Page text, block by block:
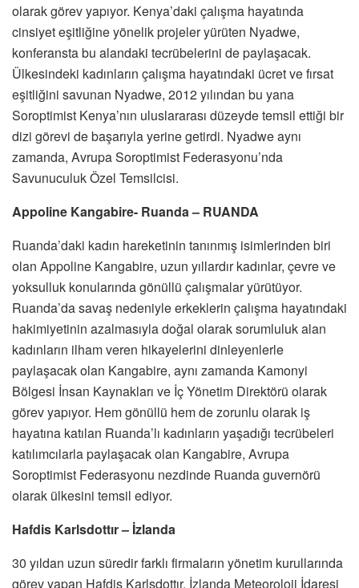
olarak görev yapıyor. Kenya’daki çalışma hayatında
cinsiyet eşitliğine yönelik projeler yürüten Nyadwe,
konferansta bu alandaki tecrübelerini de paylaşacak.
Ülkesindeki kadınların çalışma hayatındaki ücret ve fırsat
eşitliğini savunan Nyadwe, 2012 yılından bu yana
Soroptimist Kenya’nın uluslararası düzeyde temsil ettiği bir
dizi görevi de başarıyla yerine getirdi. Nyadwe aynı
zamanda, Avrupa Soroptimist Federasyonu’nda
Savunuculuk Özel Temsilcisi.
Appoline Kangabire- Ruanda – RUANDA
Ruanda’daki kadın hareketinin tanınmış isimlerinden biri
olan Appoline Kangabire, uzun yıllardır kadınlar, çevre ve
yoksulluk konularında gönüllü çalışmalar yürütüyor.
Ruanda’da savaş nedeniyle erkeklerin çalışma hayatındaki
hakimiyetinin azalmasıyla doğal olarak sorumluluk alan
kadınların ilham veren hikayelerini dinleyenlerle
paylaşacak olan Kangabire, aynı zamanda Kamonyi
Bölgesi İnsan Kaynakları ve İç Yönetim Direktörü olarak
görev yapıyor. Hem gönüllü hem de zorunlu olarak iş
hayatına katılan Ruanda’lı kadınların yaşadığı tecrübeleri
katılımcılarla paylaşacak olan Kangabire, Avrupa
Soroptimist Federasyonu nezdinde Ruanda guvernörü
olarak ülkesini temsil ediyor.
Hafdis Karlsdottır – İzlanda
30 yıldan uzun süredir farklı firmaların yönetim kurullarında
görev yapan Hafdis Karlsdottır, İzlanda Meteoroloji İdaresi